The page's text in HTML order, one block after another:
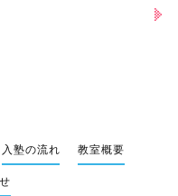
入塾の流れ 教室概要